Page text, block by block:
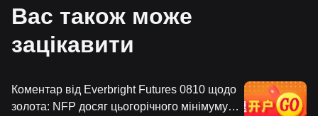
Вас також може
зацікавити
Коментар від Everbright Futures 0810 щодо
золота: NFP досяг цьогорічного мінімуму,